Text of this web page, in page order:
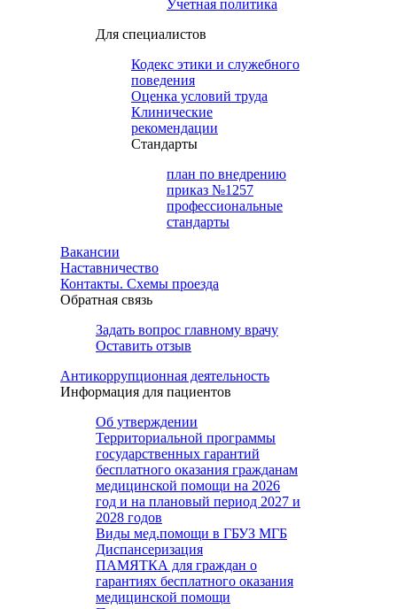
Учетная политика
Для специалистов
Кодекс этики и служебного
поведения
Оценка условий труда
Клинические
рекомендации
Cтандарты
план по внедрению
приказ №1257
профессиональные
стандарты
Вакансии
Наставничество
Контакты. Схемы проезда
Обратная связь
Задать вопрос главному врачу
Оставить отзыв
Антикоррупционная деятельность
Информация для пациентов
Об утверждении
Территориальной программы
государственных гарантий
бесплатного оказания гражданам
медицинской помощи на 2026
год и на плановый период 2027 и
2028 годов
Виды мед.помощи в ГБУЗ МГБ
Диспансеризация
ПАМЯТКА для граждан о
гарантиях бесплатного оказания
медицинской помощи